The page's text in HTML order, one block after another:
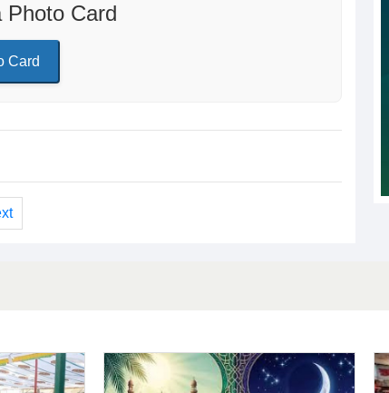
Photo Card
Card